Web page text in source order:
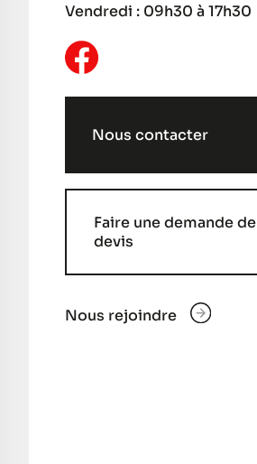
Vendredi : 09h30 à 17h30
Nous contacter
Faire une demande de
devis
Nous rejoindre